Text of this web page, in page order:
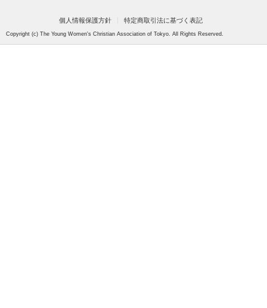
個人情報保護方針 特定商取引法に基づく表記
Copyright (c) The Young Women's Christian Association of Tokyo. All Rights Reserved.